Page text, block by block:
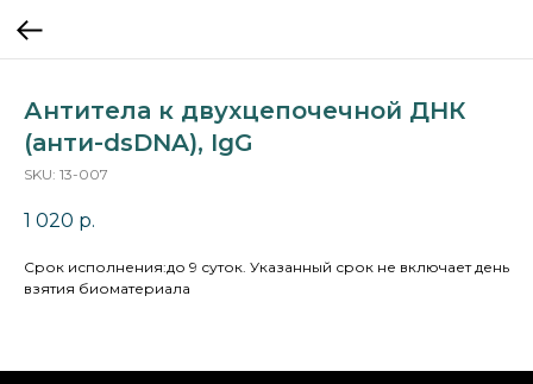
Антитела к двухцепочечной ДНК
(анти-dsDNA), IgG
SKU: 13-007
1 020 р.
Cрок исполнения:до 9 суток. Указанный срок не включает день
взятия биоматериала